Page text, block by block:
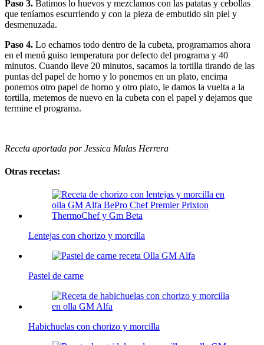
Paso 3. Batimos lo huevos y mezclamos con las patatas y cebollas
que teníamos escurriendo y con la pieza de embutido sin piel y
desmenuzada.
Paso 4. Lo echamos todo dentro de la cubeta, programamos ahora
en el menú guiso temperatura por defecto del programa y 40
minutos. Cuando lleve 20 minutos, sacamos la tortilla tirando de las
puntas del papel de horno y lo ponemos en un plato, encima
ponemos otro papel de horno y otro plato, le damos la vuelta a la
tortilla, metemos de nuevo en la cubeta con el papel y dejamos que
termine el programa.
Receta aportada por Jessica Mulas Herrera
Otras recetas:
Lentejas con chorizo y morcilla
Pastel de carne
Habichuelas con chorizo y morcilla